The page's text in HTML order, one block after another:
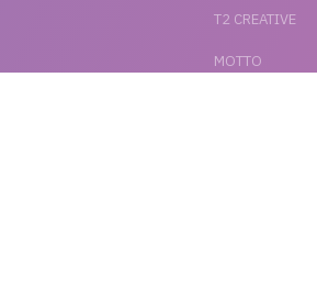
T2 CREATIVE
MOTTO